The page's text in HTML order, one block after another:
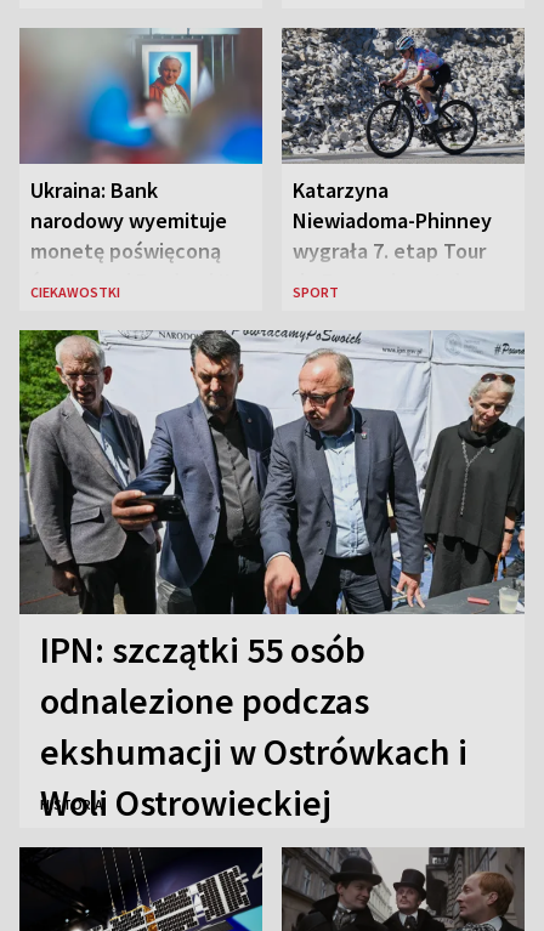
„Antka Rozpylacza”
Ukraina: Bank
narodowy wyemituje
monetę poświęconą
św. Janowi Pawłowi II
CIEKAWOSTKI
Katarzyna
Niewiadoma-Phinney
wygrała 7. etap Tour
de France i została
SPORT
IPN: szczątki 55 osób
odnalezione podczas
ekshumacji w Ostrówkach i
Woli Ostrowieckiej
HISTORIA